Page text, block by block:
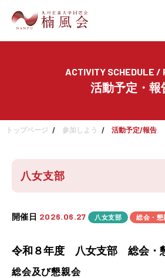
ACTIVITY SCHEDULE /
活動予定・報
トップページ 参加しよう 活動予定/報告
八女支部
開催日 2026.06.27 八女支部 総会・懇
令和８年度 八女支部 総会・
総会及び懇親会